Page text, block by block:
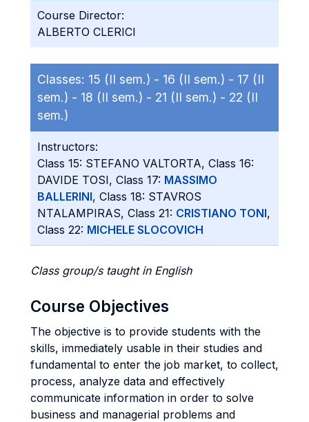
Course Director:
ALBERTO CLERICI
Classes: 15 (II sem.) - 16 (II sem.) - 17 (II
sem.) - 18 (II sem.) - 21 (II sem.) - 22 (II
sem.)
Instructors:
Class 15: STEFANO VALTORTA, Class 16:
DAVIDE TOSI, Class 17: MASSIMO
BALLERINI, Class 18: STAVROS
NTALAMPIRAS, Class 21: CRISTIANO TONI,
Class 22: MICHELE SLOCOVICH
Class group/s taught in English
Course Objectives
The objective is to provide students with the
skills, immediately usable in their studies and
fundamental to enter the job market, to collect,
process, analyze data and effectively
communicate information in order to solve
business and managerial problems and